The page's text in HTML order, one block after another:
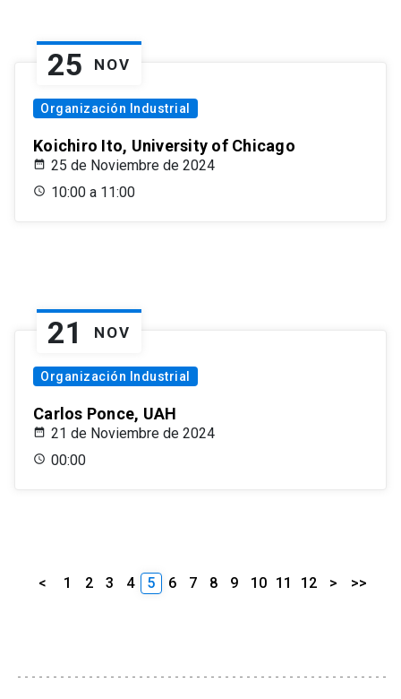
25 NOV
Organización Industrial
Koichiro Ito, University of Chicago
25 de Noviembre de 2024
10:00 a 11:00
21 NOV
Organización Industrial
Carlos Ponce, UAH
21 de Noviembre de 2024
00:00
< 1 2 3 4 5 6 7 8 9 10 11 12 > >>